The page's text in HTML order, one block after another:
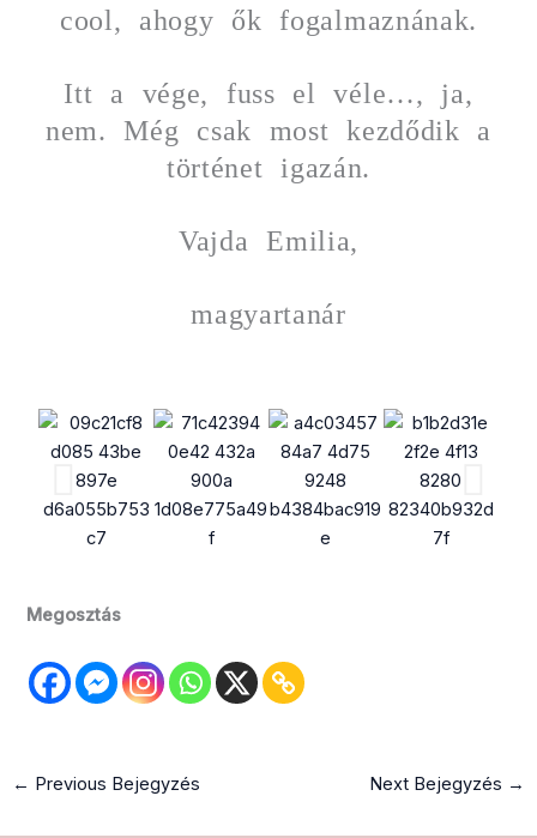
cool, ahogy ők fogalmaznának.
Itt a vége, fuss el véle…, ja,
nem. Még csak most kezdődik a
történet igazán.
Vajda Emilia,
magyartanár
Megosztás
← Previous Bejegyzés Next Bejegyzés →